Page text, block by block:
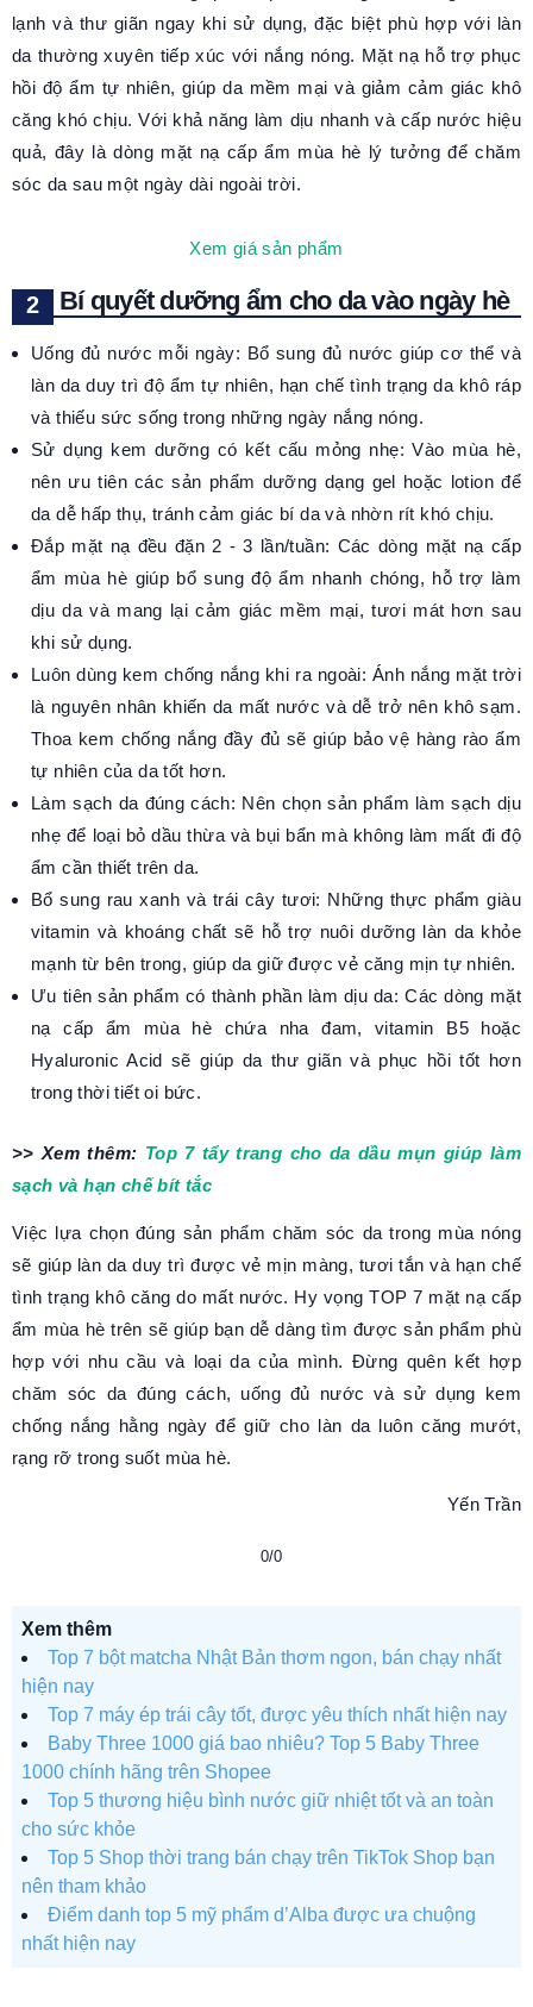
lạnh và thư giãn ngay khi sử dụng, đặc biệt phù hợp với làn
da thường xuyên tiếp xúc với nắng nóng. Mặt nạ hỗ trợ phục
hồi độ ẩm tự nhiên, giúp da mềm mại và giảm cảm giác khô
căng khó chịu. Với khả năng làm dịu nhanh và cấp nước hiệu
quả, đây là dòng mặt nạ cấp ẩm mùa hè lý tưởng để chăm
sóc da sau một ngày dài ngoài trời.
Xem giá sản phẩm
Bí quyết dưỡng ẩm cho da vào ngày hè
Uống đủ nước mỗi ngày: Bổ sung đủ nước giúp cơ thể và
làn da duy trì độ ẩm tự nhiên, hạn chế tình trạng da khô ráp
và thiếu sức sống trong những ngày nắng nóng.
Sử dụng kem dưỡng có kết cấu mỏng nhẹ: Vào mùa hè,
nên ưu tiên các sản phẩm dưỡng dạng gel hoặc lotion để
da dễ hấp thụ, tránh cảm giác bí da và nhờn rít khó chịu.
Đắp mặt nạ đều đặn 2 - 3 lần/tuần: Các dòng mặt nạ cấp
ẩm mùa hè giúp bổ sung độ ẩm nhanh chóng, hỗ trợ làm
dịu da và mang lại cảm giác mềm mại, tươi mát hơn sau
khi sử dụng.
Luôn dùng kem chống nắng khi ra ngoài: Ánh nắng mặt trời
là nguyên nhân khiến da mất nước và dễ trở nên khô sạm.
Thoa kem chống nắng đầy đủ sẽ giúp bảo vệ hàng rào ẩm
tự nhiên của da tốt hơn.
Làm sạch da đúng cách: Nên chọn sản phẩm làm sạch dịu
nhẹ để loại bỏ dầu thừa và bụi bẩn mà không làm mất đi độ
ẩm cần thiết trên da.
Bổ sung rau xanh và trái cây tươi: Những thực phẩm giàu
vitamin và khoáng chất sẽ hỗ trợ nuôi dưỡng làn da khỏe
mạnh từ bên trong, giúp da giữ được vẻ căng mịn tự nhiên.
Ưu tiên sản phẩm có thành phần làm dịu da: Các dòng mặt
nạ cấp ẩm mùa hè chứa nha đam, vitamin B5 hoặc
Hyaluronic Acid sẽ giúp da thư giãn và phục hồi tốt hơn
trong thời tiết oi bức.
>> Xem thêm: Top 7 tẩy trang cho da dầu mụn giúp làm
sạch và hạn chế bít tắc
Việc lựa chọn đúng sản phẩm chăm sóc da trong mùa nóng
sẽ giúp làn da duy trì được vẻ mịn màng, tươi tắn và hạn chế
tình trạng khô căng do mất nước. Hy vọng TOP 7 mặt nạ cấp
ẩm mùa hè trên sẽ giúp bạn dễ dàng tìm được sản phẩm phù
hợp với nhu cầu và loại da của mình. Đừng quên kết hợp
chăm sóc da đúng cách, uống đủ nước và sử dụng kem
chống nắng hằng ngày để giữ cho làn da luôn căng mướt,
rạng rỡ trong suốt mùa hè.
Yến Trần
0/0
Xem thêm
Top 7 bột matcha Nhật Bản thơm ngon, bán chạy nhất
hiện nay
Top 7 máy ép trái cây tốt, được yêu thích nhất hiện nay
Baby Three 1000 giá bao nhiêu? Top 5 Baby Three
1000 chính hãng trên Shopee
Top 5 thương hiệu bình nước giữ nhiệt tốt và an toàn
cho sức khỏe
Top 5 Shop thời trang bán chạy trên TikTok Shop bạn
nên tham khảo
Điểm danh top 5 mỹ phẩm d’Alba được ưa chuộng
nhất hiện nay